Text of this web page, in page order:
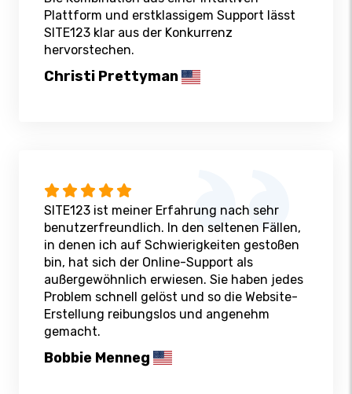
Plattform und erstklassigem Support lässt
SITE123 klar aus der Konkurrenz
hervorstechen.
Christi Prettyman
SITE123 ist meiner Erfahrung nach sehr
benutzerfreundlich. In den seltenen Fällen,
in denen ich auf Schwierigkeiten gestoßen
bin, hat sich der Online-Support als
außergewöhnlich erwiesen. Sie haben jedes
Problem schnell gelöst und so die Website-
Erstellung reibungslos und angenehm
gemacht.
Bobbie Menneg